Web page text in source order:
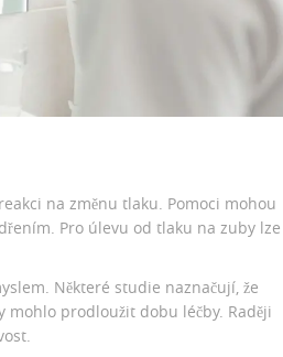
na změnu tlaku. Pomoci mohou
Pro úlevu od tlaku na zuby lze
Některé studie naznačují, že
prodloužit dobu léčby. Raději